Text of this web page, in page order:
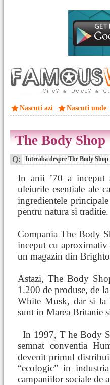
Nascuti azi Nascuti unde
The Body Shop
Q: Intreaba despre The Body Shop
In anii ’70 a inceput
uleiurile esentiale ale
ingredientele
pentru natura si traditie.
Compania The Body
inceput cu
un magazin din
Astazi, The Body
1.200 de produse, de
White Musk, dar si la
sunt in Marea Britanie
In 1997, The Body
semnat conventia
devenit primul
“ecologic” in
campaniilor sociale de